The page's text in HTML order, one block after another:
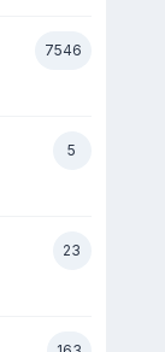
7546
5
23